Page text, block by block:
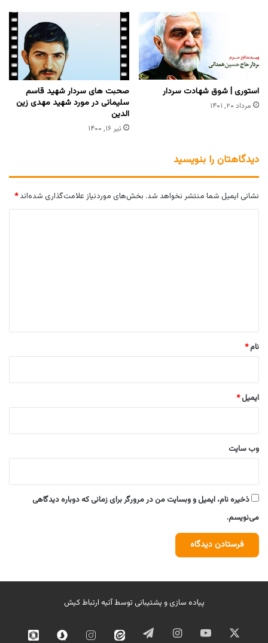
استوری | شوق شهادت سردار
مرداد ۲۰, ۱۴۰۱
صحبت های سردار شهید قاسم
سلیمانی در مورد شهید مهدی زین
الدین
تیر ۱۶, ۱۴۰۰
دیدگاهتان را بنویسید
نشانی ایمیل شما منتشر نخواهد شد. بخش‌های موردنیاز علامت‌گذاری شده‌اند*
نام*
ایمیل*
وب‌ سایت
ذخیره نام، ایمیل و وبسایت من در مرورگر برای زمانی که دوباره دیدگاهی
می‌نویسم.
پیاده سازی و پشتیبانی توسطآتیه ارتباط کیش
ایکس یوتیوب اینستاگرامتلگرام ایتا اینستاگرامسروش